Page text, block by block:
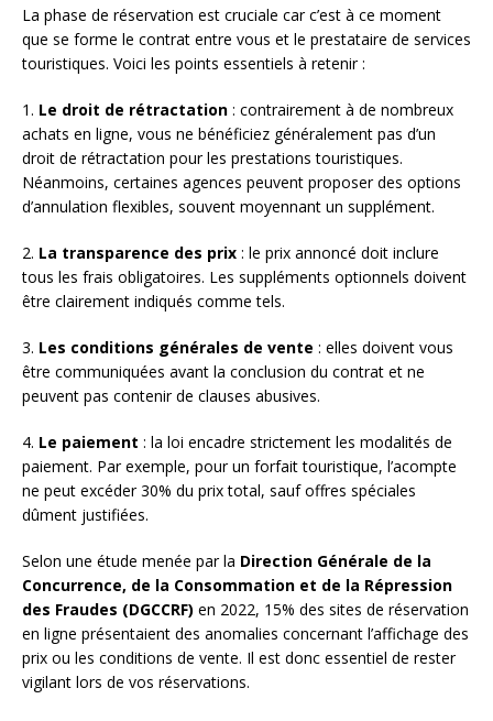
La phase de réservation est cruciale car c’est à ce moment
que se forme le contrat entre vous et le prestataire de services
touristiques. Voici les points essentiels à retenir :
1. Le droit de rétractation : contrairement à de nombreux
achats en ligne, vous ne bénéficiez généralement pas d’un
droit de rétractation pour les prestations touristiques.
Néanmoins, certaines agences peuvent proposer des options
d’annulation flexibles, souvent moyennant un supplément.
2. La transparence des prix : le prix annoncé doit inclure
tous les frais obligatoires. Les suppléments optionnels doivent
être clairement indiqués comme tels.
3. Les conditions générales de vente : elles doivent vous
être communiquées avant la conclusion du contrat et ne
peuvent pas contenir de clauses abusives.
4. Le paiement : la loi encadre strictement les modalités de
paiement. Par exemple, pour un forfait touristique, l’acompte
ne peut excéder 30% du prix total, sauf offres spéciales
dûment justifiées.
Selon une étude menée par la Direction Générale de la
Concurrence, de la Consommation et de la Répression
des Fraudes (DGCCRF) en 2022, 15% des sites de réservation
en ligne présentaient des anomalies concernant l’affichage des
prix ou les conditions de vente. Il est donc essentiel de rester
vigilant lors de vos réservations.